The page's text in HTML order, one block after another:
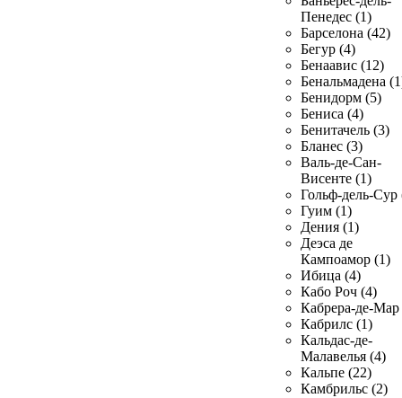
Пенедес (1)
Барселона (42)
Бегур (4)
Бенаавис (12)
Бенальмадена
Бенидорм (5)
Бениса (4)
Бенитачель (3)
Бланес (3)
Валь-де-Сан-
Висенте (1)
Гольф-дель-Сур
Гуим (1)
Дения (1)
Деэса де
Кампоамор (1)
Ибица (4)
Кабо Роч (4)
Кабрера-де-Мар
Кабрилс (1)
Кальдас-де-
Малавелья (4)
Кальпе (22)
Камбрильс (2)